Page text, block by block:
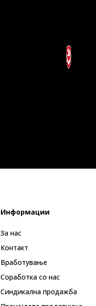
Информации
За нас
Контакт
Вработување
Соработка со нас
Синдикална продажба